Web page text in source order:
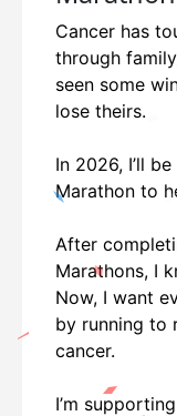
Cancer has
through
seen some
lose theirs.
In 2026, I’ll
Marathon to
After
Marathons, I
Now, I want
by running to
cancer.
I’m